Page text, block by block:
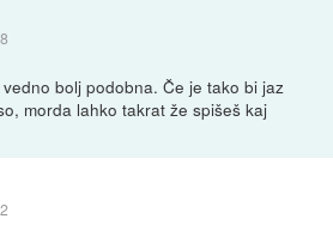
bolj podobna. Če je tako bi jaz
morda lahko takrat že spišeš kaj